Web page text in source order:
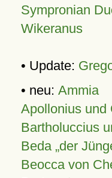
Sympronian
Wikeranus
• Update:
• neu: Ammia
Apollonius und
Bartholuccius
Beda „der
Beocca von